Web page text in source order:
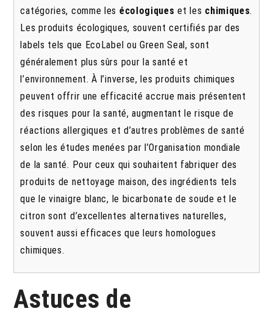
catégories, comme les écologiques et les chimiques.
Les produits écologiques, souvent certifiés par des
labels tels que EcoLabel ou Green Seal, sont
généralement plus sûrs pour la santé et
l’environnement. À l’inverse, les produits chimiques
peuvent offrir une efficacité accrue mais présentent
des risques pour la santé, augmentant le risque de
réactions allergiques et d’autres problèmes de santé
selon les études menées par l’Organisation mondiale
de la santé. Pour ceux qui souhaitent fabriquer des
produits de nettoyage maison, des ingrédients tels
que le vinaigre blanc, le bicarbonate de soude et le
citron sont d’excellentes alternatives naturelles,
souvent aussi efficaces que leurs homologues
chimiques.
Astuces de